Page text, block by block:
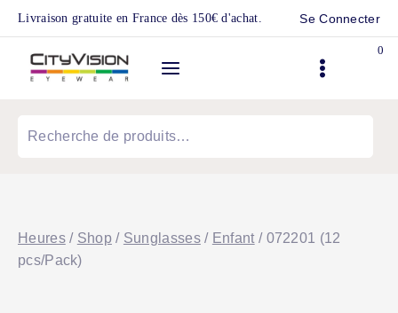
Skip
content
Livraison gratuite en France dès 150€ d'achat. Se Connecter
0
Heures / Shop / Sunglasses / Enfant / 072201 (12
pcs/Pack)